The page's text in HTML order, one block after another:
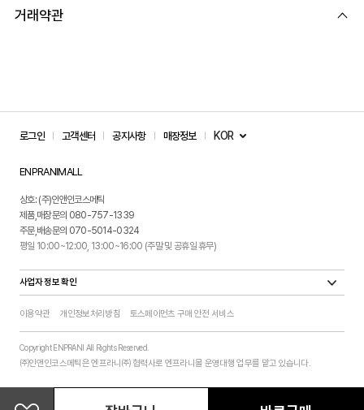
거래약관
로그인 고객센터 공지사항 매장정보 KOR
ENPRANIMALL
상호: (주)인앤인코스메틱
제품,매장문의 080-757-1339
주문,배송문의 070-5014-0324
평일 10:00~12:00, 13:00~16:00 (주말 및 공휴일 휴무)
사업자 정보 확인
이용약관 개인정보처리방침 토스페이먼츠 구매 안전 서비스
Copyright ENPRANI All Rights Reserved.
㈜인앤인코스메틱은 엔프라니㈜ 협력사로 엔프라니몰 운영대행 업무를 맡고 있습니다.